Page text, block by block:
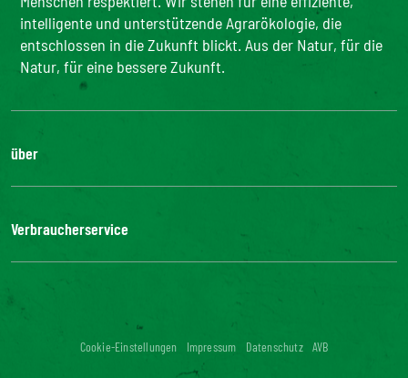
intelligente und unterstützende Agrarökologie, die
entschlossen in die Zukunft blickt. Aus der Natur, für die
Natur, für eine bessere Zukunft.
über
Die Gruppe
Bonduelle-Stiftung
Verbraucherservice
FAQ
Kontakt
Cookie-Einstellungen Impressum Datenschutz AVB